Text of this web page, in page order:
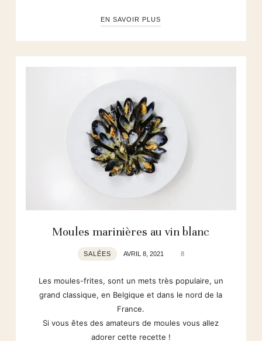
EN SAVOIR PLUS
Moules marinières au vin blanc
SALÉES AVRIL 8, 2021 8
Les moules-frites, sont un mets très populaire, un
grand classique, en Belgique et dans le nord de la
France.
Si vous êtes des amateurs de moules vous allez
adorer cette recette !